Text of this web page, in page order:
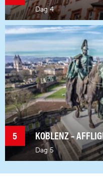
Dag 4
Ontbijtbuffet. Om
Emmelshausen en
Bezoek aan de
verwarmde en
voormalige
ondergrondse
hoogstandjes en
bezoekers uit om te
feestelijke
wijnstadje. Vrije
Boppard voor
5 KOBLENZ –
Dag 5
Deutsches Eck bij